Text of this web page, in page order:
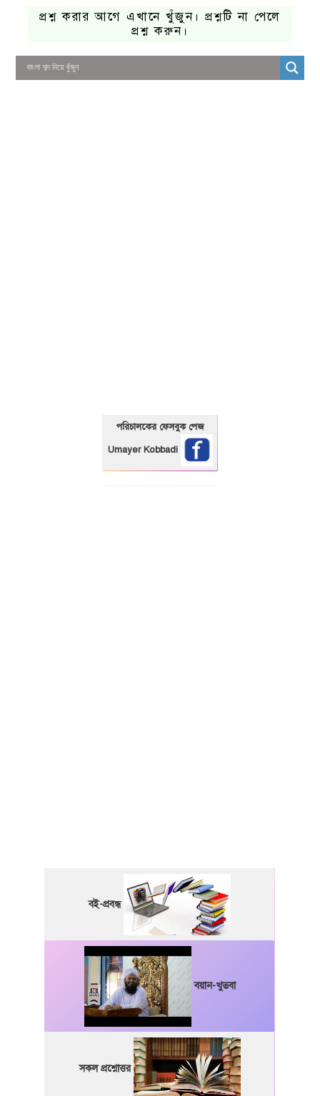
প্রশ্ন করার আগে এখানে খুঁজুন। প্রশ্নটি না পেলে
প্রশ্ন করুন।
পরিচালকের ফেসবুক পেজ
Umayer Kobbadi
বই-প্রবন্ধ
বয়ান-খুতবা
সকল প্রশ্নোত্তর